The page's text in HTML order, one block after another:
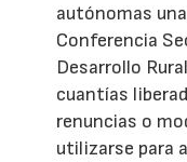
autónomas
Conferencia
Desarrollo
cuantías
renuncias o
utilizarse para